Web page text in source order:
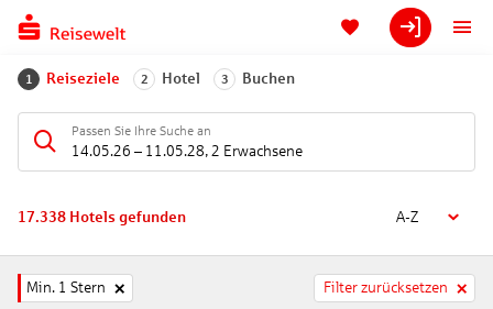
1 Reiseziele 2 Hotel 3 Buchen
Passen Sie Ihre Suche an
14.05.26 – 11.05.28, 2 Erwachsene
17.338 Hotels gefunden A-Z
Min. 1 Stern Filter zurücksetzen